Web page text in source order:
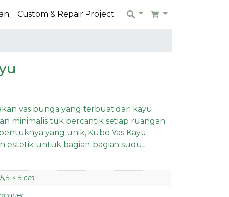
Custom & Repair Project SearchCart
vas bunga yang terbuat dari kayu
minimalis tuk percantik setiap ruangan
yang unik, Kubo Vas Kayu
estetik untuk bagian-bagian sudut
× 5 cm